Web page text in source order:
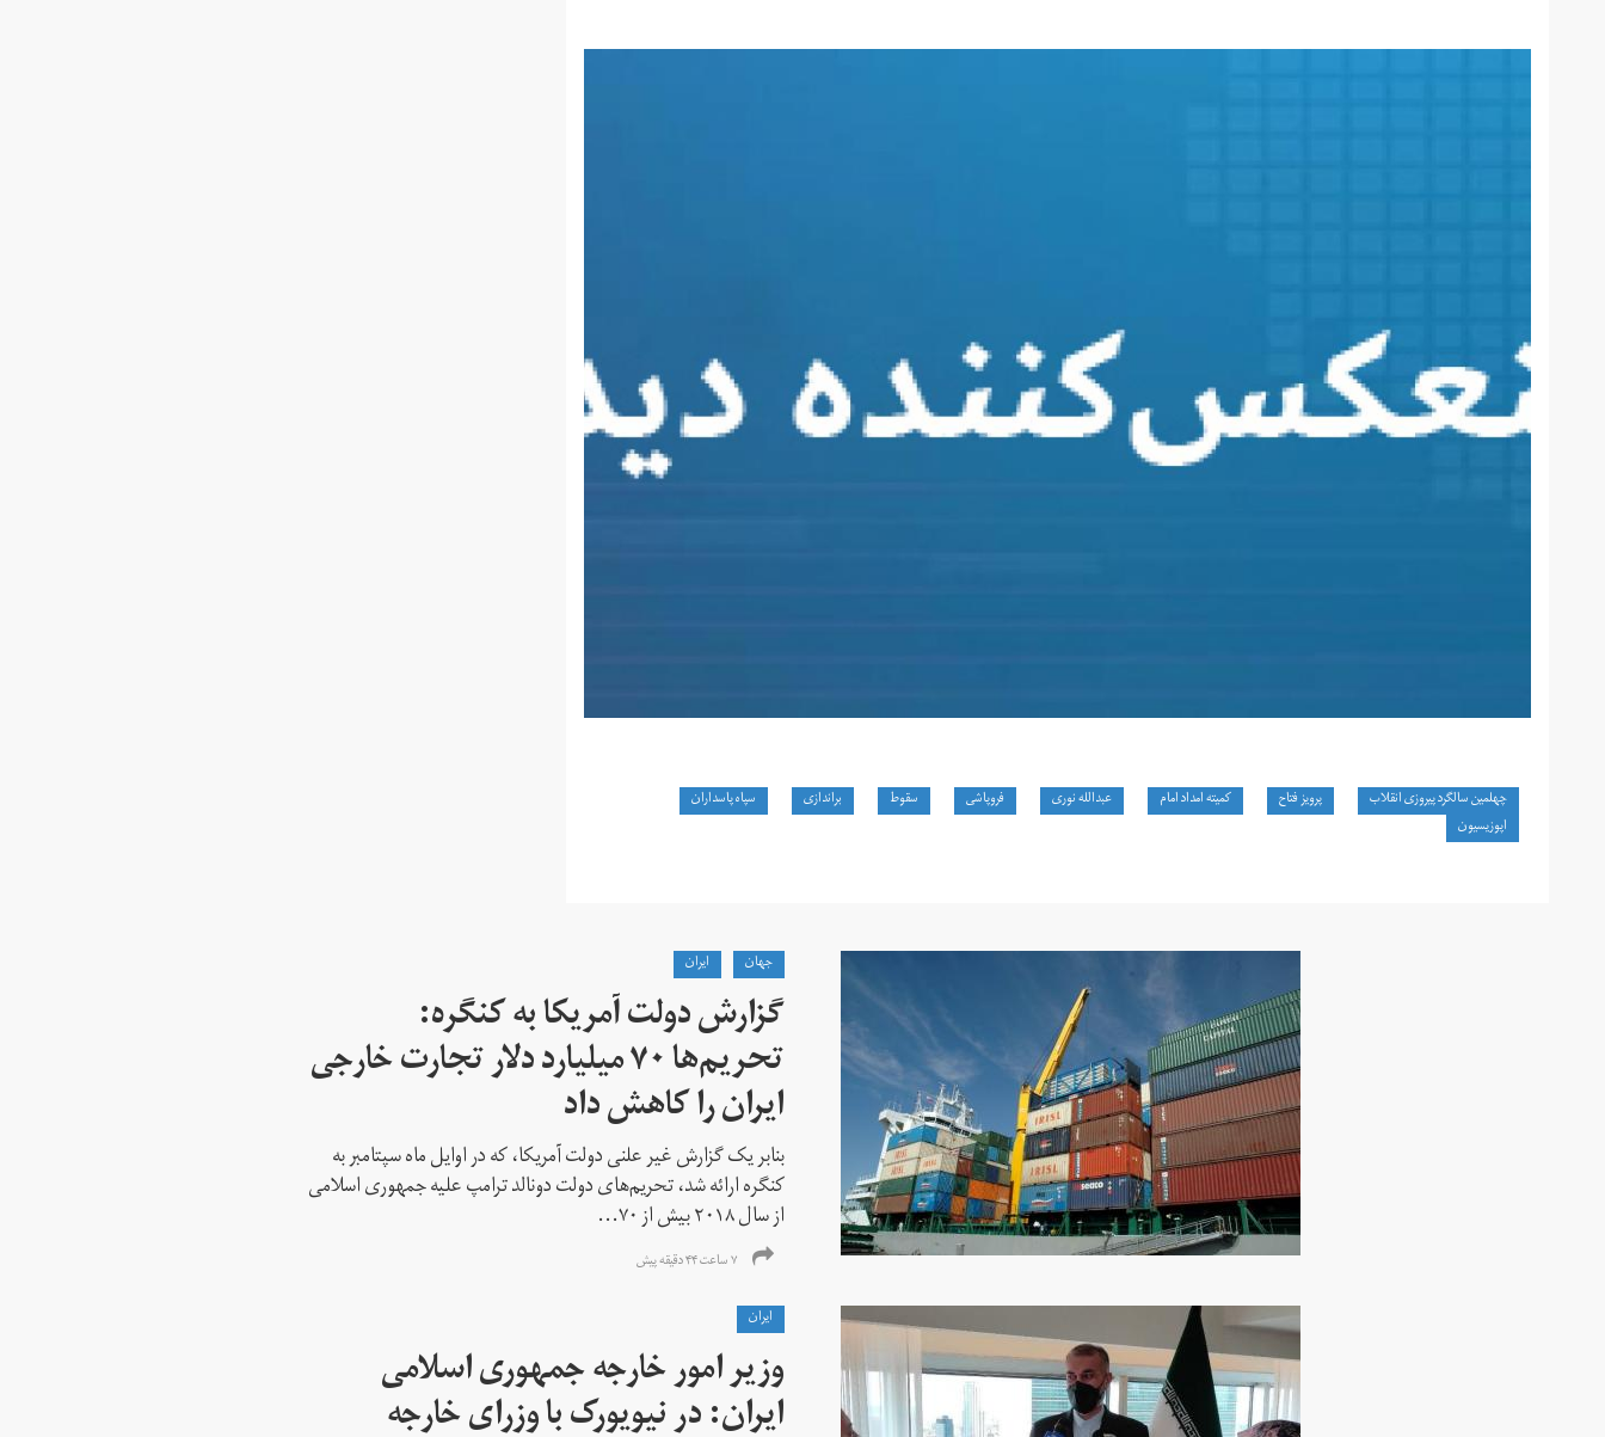
چهلمین سالگرد پیروزی انقلاب پرویز فتاح کمیته امداد امام عبدالله نوری فروپاشی سقوط براندازی
سپاه پاسداران
اپوزیسیون
جهان ايران
گزارش دولت آمریکا به کنگره:
تحریم‌ها ۷۰ میلیارد دلار تجارت خارجی
ایران را کاهش داد
بنابر یک گزارش غیر علنی دولت آمریکا، که در اوایل ماه سپتامبر به
کنگره ارائه شد، تحریم‌های دولت دونالد ترامپ علیه جمهوری اسلامی
از سال ۲۰۱۸ بیش از ۷۰...
۷ ساعت ۴۴ دقیقه پیش
ايران
وزیر امور خارجه جمهوری اسلامی
ایران: در نیویورک با وزرای خارجه